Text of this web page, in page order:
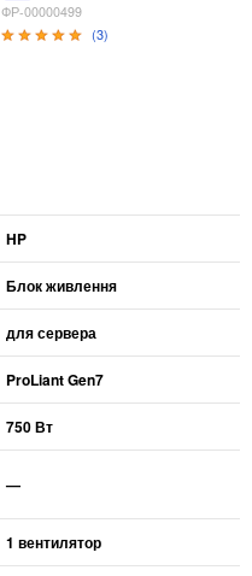
ФР-00000499
(3)
HP
Блок живлення
для сервера
ProLiant Gen7
750 Вт
—
1 вентилятор